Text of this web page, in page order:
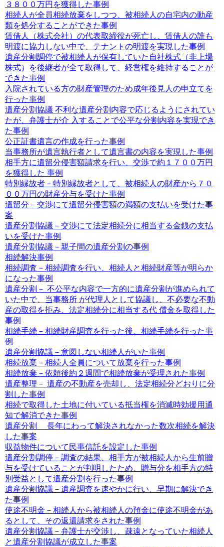
３８００万円を獲得した事例
相続人が全員相続放棄をしつつ、被相続人の自宅内の動産
類を処分することができた事例
賃借人（株式会社）の代表取締役が死亡し、賃借人の誰も
明渡に協力しない中で、テナントの明渡を実現した事例
遺産分割調停で被相続人が保有していた自社株式（非上場
株式）を後継者が全て取得して、経営権を維持することが
できた事例
入院されている方の財産管理のため成年後見人の申立てを
行った事例
遺産分割協議 不利な遺産分割内容で応じるようにされてい
たが、弁護士が介 入することで公平な分割内容を実現でき
た事例
公正証書遺言の作成を行った事例
当事務所が遺言執行者として遺言書の内容を実現した事例
相手方に遺留分侵害額請求を行い、交渉で約１７００万円
を獲得した 事例
特別縁故者－特別縁故者として、被相続人の財産から７０
００万円の財産分与を受けた事例
遺留分－交渉にて遺留分侵害額の満額の支払いを受けた事
案
遺産分割協議－交渉にて法定相続分に相当する金銭の支払
いを受けた事例
遺産分割協議－親子間の遺産分割の事例
相続解決事例
相続調査－相続調査を行い、相続人と相続財産等が明らか
になった事例
遺産分割－ 不公平な内容で一方的に遺産分割が進められて
いた中で、当事務所 が代理人として協議し、不必要な不動
産の取得を拒み、法定相続分に相当する代 償金を取得した
事例
相続手続－相続財産調査を行った後、相続手続を行った事
例
遺産分割協議－意図しない相続人がいた事例
相続放棄－相続人全員について放棄を行った事例
相続放棄－依頼後約２週間で相続放棄が受理された事例
遺産整理－ 遺産の不動産を売却し、法定相続分どおりに分
割した事例
相続で取得した土地に付いている抵当権を消滅時効援用通
知で解消できた事例
遺産分割 長年にわって解決されなかった数次相続を解決
した事案
収益物件について民事信託を設定した事例
遺産分割調停－調査の結果、相手方が被相続人から生前贈
与を受けていることが判明したため、贈与分を相手方の特
別受益として遺産分割を行った事例
遺産分割協議－遺産調査を速やかに行い、早期に解決でき
た事例
使途不明金－相続人から被相続人の預金に使途不明金があ
るとして、その返還請求をされた事例
遺産分割協議－弁護士が交渉し、疎遠となっていた相続人
と遺産分割協議が成立した事案